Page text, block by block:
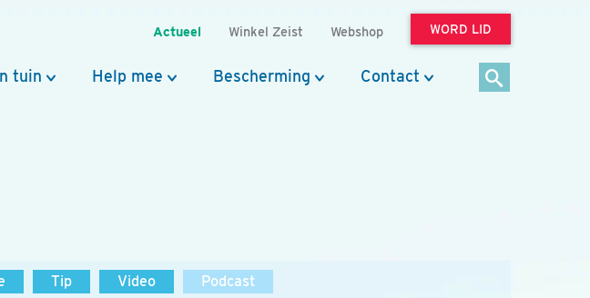
Actueel Winkel Zeist Webshop WORD LID
tuin Help mee Bescherming Contact
Tip Video Podcast